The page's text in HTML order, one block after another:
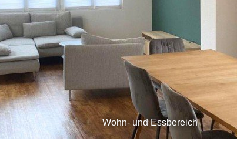
Wohn- und Essbereich